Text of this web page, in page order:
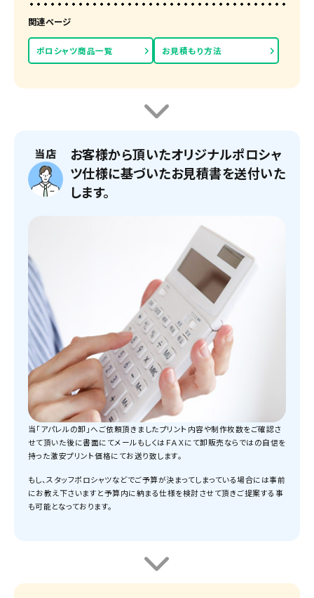
関連ページ
ポロシャツ商品一覧 お見積もり方法
お客様から頂いたオリジナルポロシャ
ツ仕様に基づいたお見積書を送付いた
します。
当「アパレルの卸」へご依頼頂きましたプリント内容や制作枚数をご確認さ
せて頂いた後に書面にてメールもしくはＦＡＸにて卸販売ならではの自信を
持った激安プリント価格にてお送り致します。
もし、スタッフポロシャツなどでご予算が決まってしまっている場合には事前
にお教え下さいますと予算内に納まる仕様を検討させて頂きご提案する事
も可能となっております。